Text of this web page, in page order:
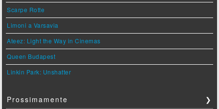
Scarpe Rotte
Limoni a Varsavia
Ateez: Light the Way in Cinemas
Queen Budapest
Linkin Park: Unshatter
Prossimamente ❯